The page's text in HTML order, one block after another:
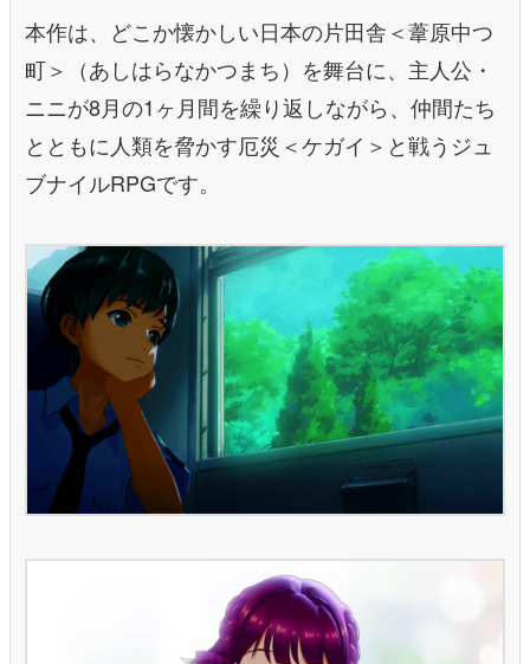
本作は、どこか懐かしい日本の片田舎＜葦原中つ
町＞（あしはらなかつまち）を舞台に、主人公・
ニニが8月の1ヶ月間を繰り返しながら、仲間たち
とともに人類を脅かす厄災＜ケガイ＞と戦うジュ
ブナイルRPGです。